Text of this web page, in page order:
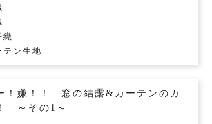
織
テン生地
！嫌！！ 窓の結露&カーテンのカ
～その1～